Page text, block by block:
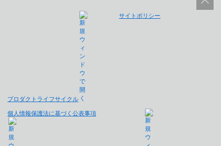
プロダクトライフサイクル
サイトポリシー
個人情報保護法に基づく公表事項